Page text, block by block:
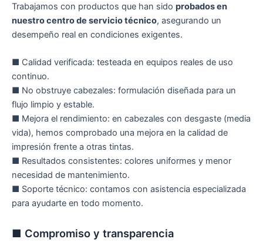
Trabajamos con productos que han sido probados en
nuestro centro de servicio técnico, asegurando un
desempeño real en condiciones exigentes.
■ Calidad verificada: testeada en equipos reales de uso
continuo.
■ No obstruye cabezales: formulación diseñada para un
flujo limpio y estable.
■ Mejora el rendimiento: en cabezales con desgaste (media
vida), hemos comprobado una mejora en la calidad de
impresión frente a otras tintas.
■ Resultados consistentes: colores uniformes y menor
necesidad de mantenimiento.
■ Soporte técnico: contamos con asistencia especializada
para ayudarte en todo momento.
■ Compromiso y transparencia